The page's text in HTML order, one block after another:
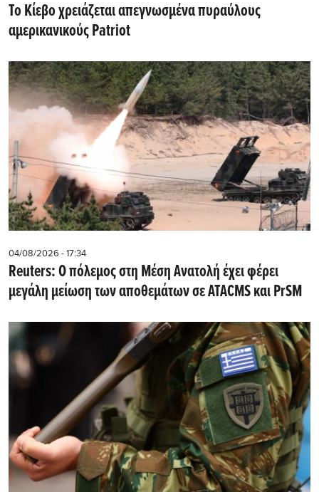
Το Κίεβο χρειάζεται απεγνωσμένα πυραύλους
αμερικανικούς Patriot
04/08/2026 - 17:34
Reuters: Ο πόλεμος στη Μέση Ανατολή έχει φέρει
μεγάλη μείωση των αποθεμάτων σε ATACMS και PrSM